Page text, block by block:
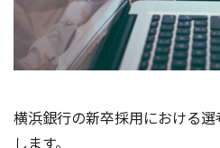
横浜銀行の新卒採用における
します。